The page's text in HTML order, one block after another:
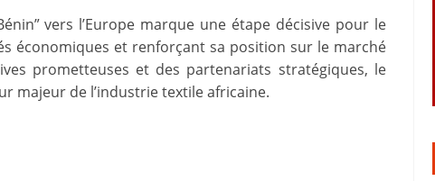
vers l’Europe marque une étape décisive pour le
économiques et renforçant sa position sur le marché
prometteuses et des partenariats stratégiques, le
majeur de l’industrie textile africaine.